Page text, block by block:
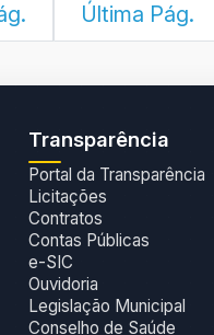
Última Pág.
Transparência
Portal da Transparência
Licitações
Contratos
Contas Públicas
e-SIC
Ouvidoria
Legislação Municipal
Conselho de Saúde